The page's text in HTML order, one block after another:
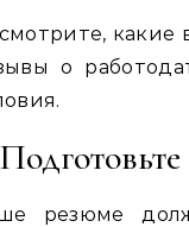
какие
о
резюме